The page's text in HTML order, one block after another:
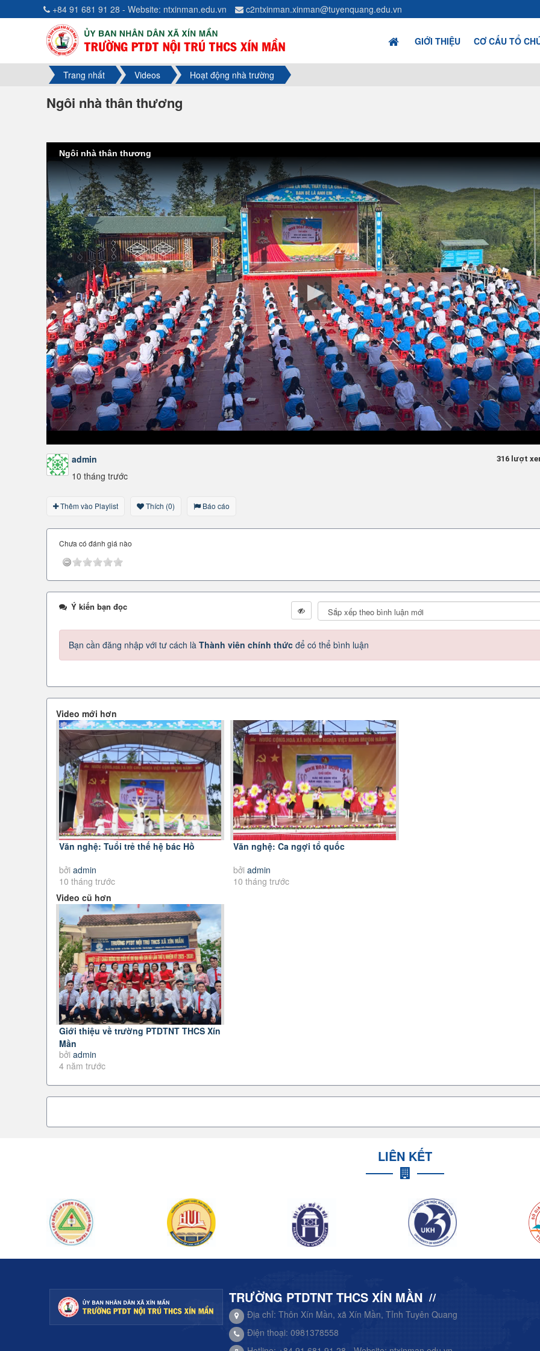
+84 91 681 91 28 - Website: ntxinman.edu.vn c2ntxinman.xinman@tuyenquang.edu.vn
GIỚI THIỆU CƠ CẤU TỔ
Trang nhất Videos Hoạt động nhà trường
Ngôi nhà thân thương
Ngôi nhà thân thương
admin
10 tháng trước
316 lượt
Thêm vào Playlist Thích (0) Báo cáo
Chưa có đánh giá nào
Ý kiến bạn đọc
Bạn cần đăng nhập với tư cách là Thành viên chính thức để có thể bình luận
Video mới hơn
Văn nghệ: Tuổi trẻ thế hệ bác Hồ
bởi admin
10 tháng trước
Văn nghệ: Ca ngợi tổ quốc
bởiadmin
10 tháng trước
Video cũ hơn
Giới thiệu về trường PTDTNT THCS Xín
Mần
bởi admin
4 năm trước
LIÊN KẾT
TRƯỜNG PTDTNT THCS XÍN MẦN
Địa chỉ: Thôn Xín Mần, xã Xín Mần, Tỉnh Tuyên Quang
Điện thoại: 0981378558